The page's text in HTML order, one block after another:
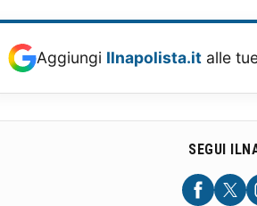
Aggiungi Ilnapolista.it alle
SEGUI